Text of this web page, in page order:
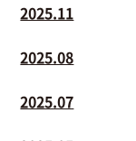
2025.11
2025.08
2025.07